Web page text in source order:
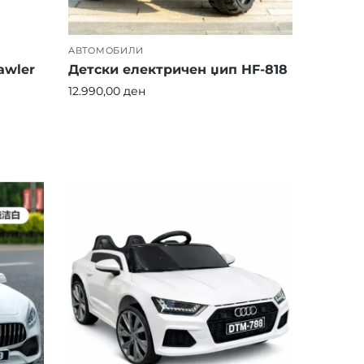
изненадите,детските автомобили,
на вашето детенезаборавно
АВТОМОБИЛИ
Детски електричен џип HF-818
12.990,00ден